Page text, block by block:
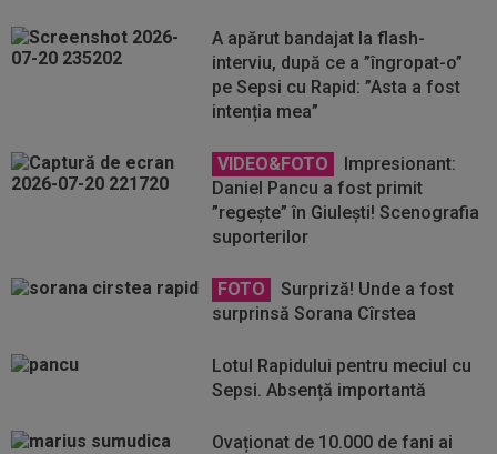
A apărut bandajat la flash-
interviu, după ce a ”îngropat-o”
pe Sepsi cu Rapid: ”Asta a fost
intenția mea”
VIDEO&FOTO
Impresionant:
Daniel Pancu a fost primit
”regește” în Giulești! Scenografia
suporterilor
FOTO
Surpriză! Unde a fost
surprinsă Sorana Cîrstea
Lotul Rapidului pentru meciul cu
Sepsi. Absență importantă
Ovaționat de 10.000 de fani ai